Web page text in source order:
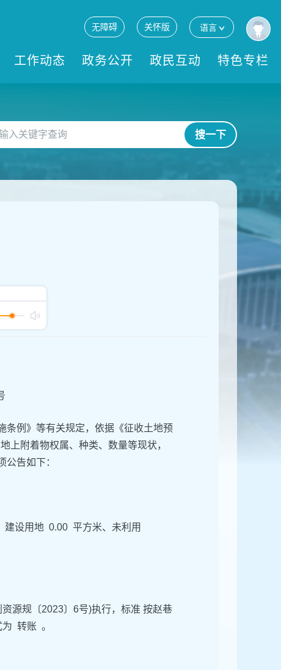
无障碍 关怀版 语言
工作动态 政务公开 政民互动 特色专栏
搜一下
条例》等有关规定，依据《征收土地预
上附着物权属、种类、数量等现状，
告如下：
设用地 0.00 平方米、未利用
源规〔2023〕6号)执行，标准 按赵巷
转账 。